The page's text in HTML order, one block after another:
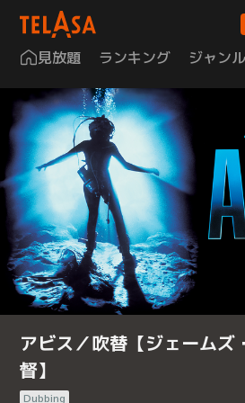
見放題 ランキング ジャンル
アビス／吹替【ジェームズ
督】
Dubbing